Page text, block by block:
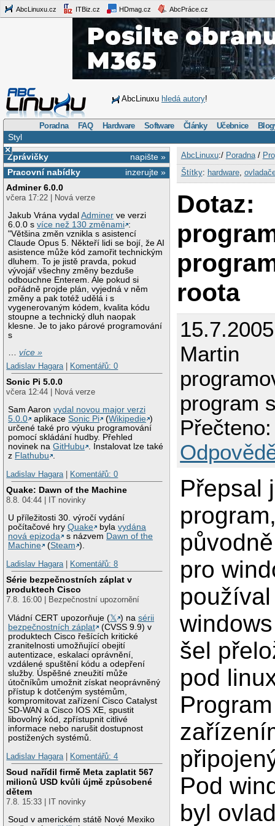
AbcLinuxu.cz ITBiz.cz HDmag.cz AbcPráce.cz
AbcLinuxu hledá autory!
Poradna FAQ Hardware Software Články Učebnice
Styl
×
napište »
Zprávičky
inzerujte »
Pracovní nabídky
Adminer 6.0.0
včera 17:22 | Nová verze
Jakub Vrána vydalAdminer ve verzi
6.0.0 svíce než 130 změnami :
"Většina změn vznikla s asistencí
Claude Opus 5. Někteří lidi se bojí, že AI
asistence může kód zamořit technickým
dluhem. To je jistě pravda, pokud
vývojář všechny změny bezduše
odbouchne Enterem. Ale pokud si
pořádně projde plán, vyjedná v něm
změny a pak totéž udělá i s
vygenerovaným kódem, kvalita kódu
stoupne a technický dluh naopak
klesne. Je to jako párové programování
s
…více »
Ladislav Hagara
Komentářů: 0
Sonic Pi 5.0.0
včera 12:44 | Nová verze
Sam Aaronvydal novou major verzi
5.0.0
aplikaceSonic Pi (Wikipedie )
určené také pro výuku programování
pomocí skládání hudby. Přehled
novinek naGitHubu . Instalovat lze také
z Flathubu .
Ladislav Hagara
Komentářů: 0
Quake: Dawn of the Machine
8.8. 04:44 | IT novinky
U příležitosti 30. výročí vydání
počítačové hryQuake bylavydána
nová epizoda
s názvem Dawn of the
Machine
(Steam ).
Ladislav Hagara
Komentářů: 8
Série bezpečnostních záplat v
produktech Cisco
7.8. 16:00 | Bezpečnostní upozornění
Vládní CERT upozorňuje (𝕏 ) nasérii
bezpečnostních záplat
(CVSS 9.9) v
produktech Cisco řešících kritické
zranitelnosti umožňující obejití
autentizace, eskalaci oprávnění,
vzdálené spuštění kódu a odepření
služby. Úspěšné zneužití může
útočníkům umožnit získat neoprávněný
přístup k dotčeným systémům,
kompromitovat zařízení Cisco Catalyst
SD-WAN a Cisco IOS XE, spustit
libovolný kód, zpřístupnit citlivé
informace nebo narušit dostupnost
postižených systémů.
Ladislav Hagara
Komentářů: 4
Soud nařídil firmě Meta zaplatit 567
milionů USD kvůli újmě způsobené
dětem
7.8. 15:33 | IT novinky
Soud v americkém státě Nové Mexiko
AbcLinuxu:/ Poradna/
Štítky: hardware,
Dotaz:
roota
Martin
program
Přepsal
pro
šel
pod
Pod
byl